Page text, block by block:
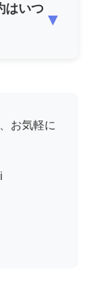
はいつ
▼
お気軽に